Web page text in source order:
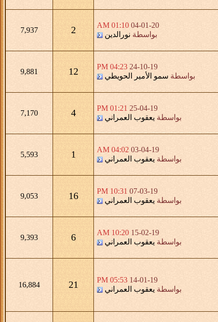
04-01-20
01:10 AM
بواسطة نورالدين 2
7,937
24-10-19
04:23 PM
بواسطة سمو الأمير الحويطي 12
9,881
25-04-19
01:21 PM
بواسطة يعقوب العمراني 4
7,170
03-04-19
04:02 AM
بواسطة يعقوب العمراني 1
5,593
07-03-19
10:31 PM
بواسطة يعقوب العمراني 16
9,053
15-02-19
10:20 AM
بواسطة يعقوب العمراني 6
9,393
14-01-19
05:53 PM
بواسطة يعقوب العمراني 21
16,884